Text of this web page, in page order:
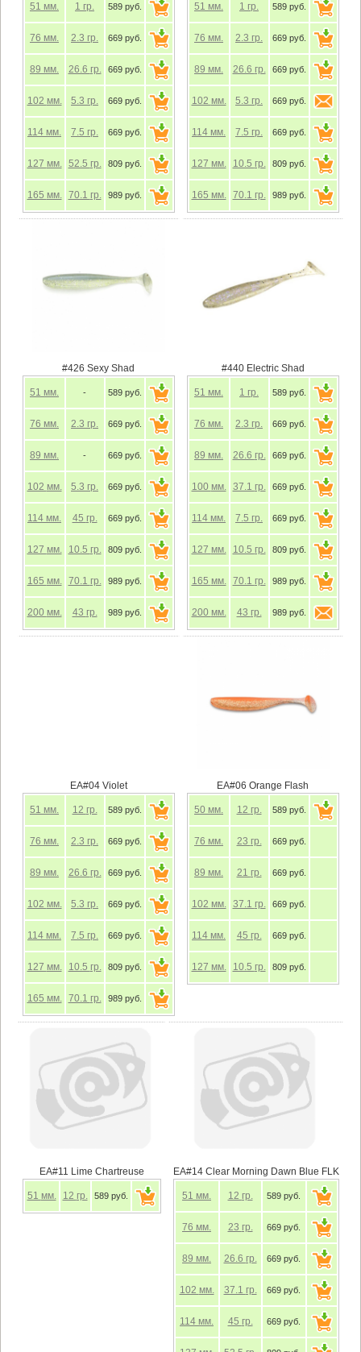
51 мм. 1 гр. 589 руб.
76 мм. 2.3 гр. 669 руб.
89 мм. 26.6 гр. 669 руб.
102 мм. 5.3 гр. 669 руб.
114 мм. 7.5 гр. 669 руб.
127 мм. 52.5 гр. 809 руб.
165 мм. 70.1 гр. 989 руб.
51 мм. 1 гр. 589 руб.
76 мм. 2.3 гр. 669 руб.
89 мм. 26.6 гр. 669 руб.
102 мм. 5.3 гр. 669 руб.
114 мм. 7.5 гр. 669 руб.
127 мм. 10.5 гр. 809 руб.
165 мм. 70.1 гр. 989 руб.
#426 Sexy Shad
51 мм. - 589 руб.
76 мм. 2.3 гр. 669 руб.
89 мм. - 669 руб.
102 мм. 5.3 гр. 669 руб.
114 мм. 45 гр. 669 руб.
127 мм. 10.5 гр. 809 руб.
165 мм. 70.1 гр. 989 руб.
200 мм. 43 гр. 989 руб.
#440 Electric Shad
51 мм. 1 гр. 589 руб.
76 мм. 2.3 гр. 669 руб.
89 мм. 26.6 гр. 669 руб.
100 мм. 37.1 гр. 669 руб.
114 мм. 7.5 гр. 669 руб.
127 мм. 10.5 гр. 809 руб.
165 мм. 70.1 гр. 989 руб.
200 мм. 43 гр. 989 руб.
EA#04 Violet
51 мм. 12 гр. 589 руб.
76 мм. 2.3 гр. 669 руб.
89 мм. 26.6 гр. 669 руб.
102 мм. 5.3 гр. 669 руб.
114 мм. 7.5 гр. 669 руб.
127 мм. 10.5 гр. 809 руб.
165 мм. 70.1 гр. 989 руб.
EA#06 Orange Flash
50 мм. 12 гр. 589 руб.
76 мм. 23 гр. 669 руб.
89 мм. 21 гр. 669 руб.
102 мм. 37.1 гр. 669 руб.
114 мм. 45 гр. 669 руб.
127 мм. 10.5 гр. 809 руб.
EA#11 Lime Chartreuse
51 мм. 12 гр. 589 руб.
EA#14 Clear Morning Dawn Blue FLK
51 мм. 12 гр. 589 руб.
76 мм. 23 гр. 669 руб.
89 мм. 26.6 гр. 669 руб.
102 мм. 37.1 гр. 669 руб.
114 мм. 45 гр. 669 руб.